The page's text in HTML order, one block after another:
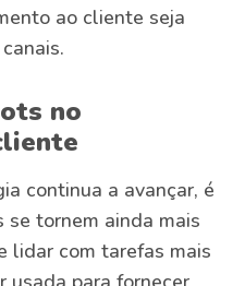
ao cliente seja
no
continua a avançar, é
tornem ainda mais
lidar com tarefas mais